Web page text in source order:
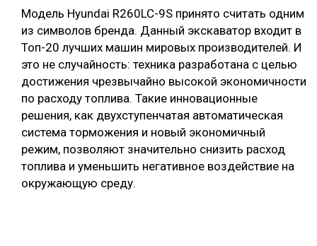
Модель Hyundai R260LC-9S принято считать одним
из символов бренда. Данный экскаватор входит в
Топ-20 лучших машин мировых производителей. И
это не случайность: техника разработана с целью
достижения чрезвычайно высокой экономичности
по расходу топлива. Такие инновационные
решения, как двухступенчатая автоматическая
система торможения и новый экономичный
режим, позволяют значительно снизить расход
топлива и уменьшить негативное воздействие на
окружающую среду.